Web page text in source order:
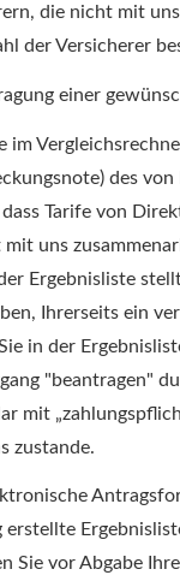
die nicht mit
der Versicherer
einer
des
Tarife von
uns
Ergebnisliste
Ihrerseits ein
in der
"beantragen"
mit
zustande.
erstellte
Sie vor Abgabe